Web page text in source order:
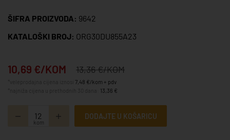
ŠIFRA PROIZVODA: 9642
KATALOŠKI BROJ: ORG30DU855A23
10,69 €/KOM 13,36 €/KOM
7,48 €/kom + pdv
13,36 €
kom
DODAJTE U KOŠARICU